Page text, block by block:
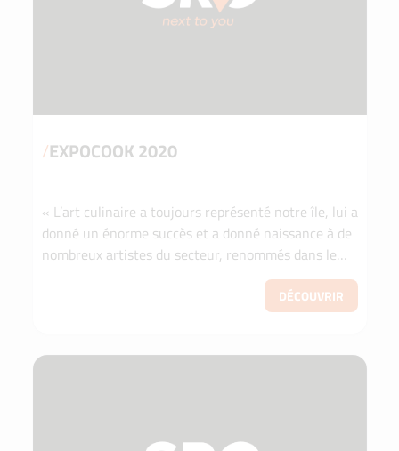
/EXPOCOOK 2020
« L’art culinaire a toujours représenté notre île, lui a
donné un énorme succès et a donné naissance à de
nombreux artistes du secteur, renommés dans le
monde entier ». Francesco Scalia, CEO de Sic...
DÉCOUVRIR